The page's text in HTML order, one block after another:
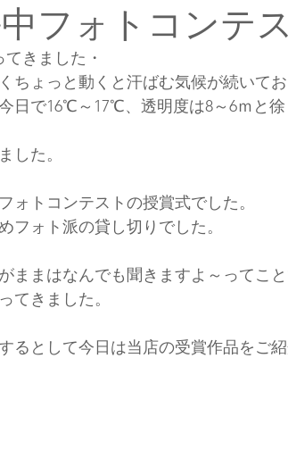
フォトコンテ
きました・
ちょっと動くと汗ばむ気候が続いてお
日で16℃～17℃、透明度は8～6ｍと
した。
ォトコンテストの授賞式でした。
フォト派の貸し切りでした。
ままはなんでも聞きますよ～ってこ
てきました。
るとして今日は当店の受賞作品をご